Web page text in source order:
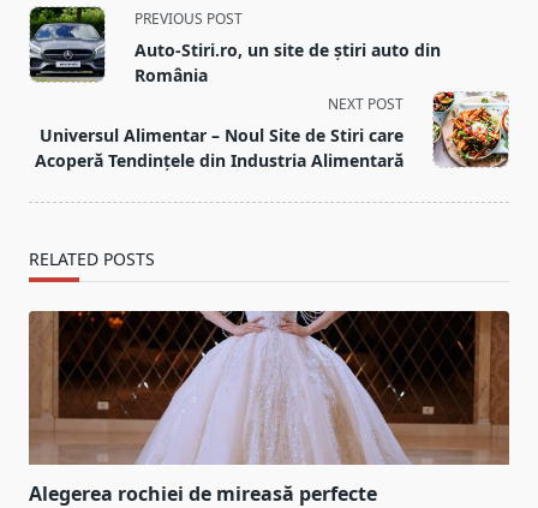
<span
class="nav-
subtitle
reader-
text">Page</span>
PREVIOUS POST
Auto-Stiri.ro, un site de știri auto din
România
NEXT POST
Universul Alimentar – Noul Site de Stiri care
Acoperă Tendințele din Industria Alimentară
RELATED POSTS
Alegerea rochiei de mireasă perfecte